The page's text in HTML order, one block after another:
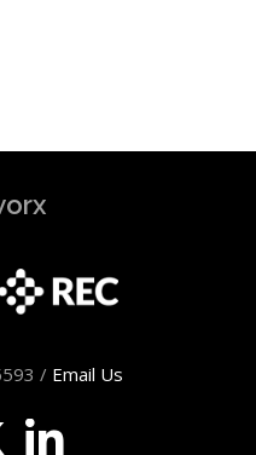
/ Email Us